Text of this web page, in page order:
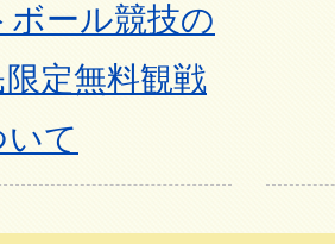
ボール競技の
定無料観戦
て